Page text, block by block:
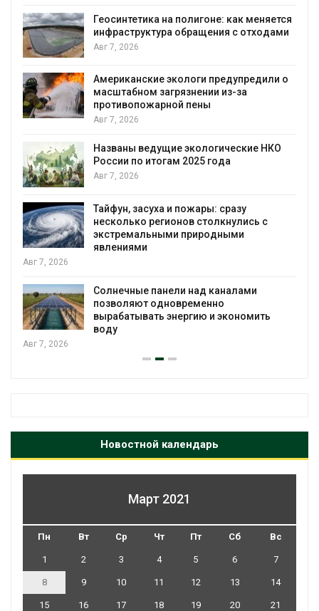
Геосинтетика на полигоне: как меняется
инфраструктура обращения с отходами
Авг 7, 2026
Американские экологи предупредили о
масштабном загрязнении из-за
противопожарной пены
Авг 7, 2026
Названы ведущие экологические НКО
России по итогам 2025 года
Авг 7, 2026
Тайфун, засуха и пожары: сразу
несколько регионов столкнулись с
экстремальными природными
явлениями
Авг 7, 2026
Солнечные панели над каналами
позволяют одновременно
вырабатывать энергию и экономить
воду
Авг 7, 2026
Новостной календарь
Март 2021
Пн Вт Ср Чт Пт Сб Вс
1 2 3 4 5 6 7
8 9 10 11 12 13 14
15 16 17 18 19 20 21